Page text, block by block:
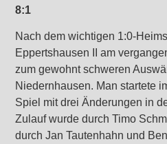
8:1
Nach dem wichtigen 1:0-
Eppertshausen II am
zum gewohnt schweren
Niedernhausen. Man startete
Spiel mit drei Änderungen in
Zulauf wurde durch Timo
durch Jan Tautenhahn und